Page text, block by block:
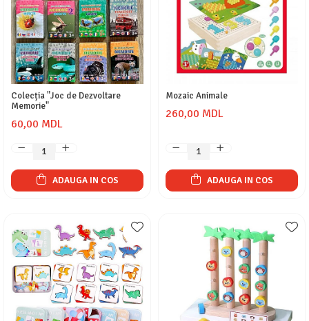
Colecția "Joc de Dezvoltare
Memorie"
60,00 MDL
ADAUGA IN COS
Mozaic Animale
260,00 MDL
ADAUGA IN COS